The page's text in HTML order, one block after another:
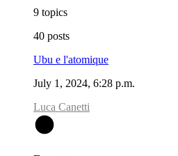
9 topics
40 posts
Ubu e l'atomique
July 1, 2024, 6:28 p.m.
Luca Canetti